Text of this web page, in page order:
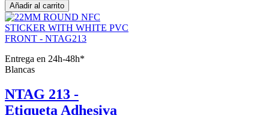
Añadir al carrito
Entrega en 24h-48h*
Blancas
NTAG 213 -
Etiqueta Adhesiva